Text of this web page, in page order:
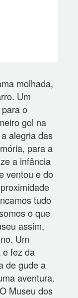
molhada,
Um
o
gol na
alegria das
para a
a infância
ventou e do
tudo
o que
assim,
Um
e fez da
de gude a
aventura.
Museu dos